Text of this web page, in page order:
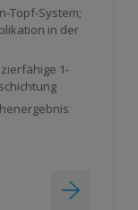
Topf-System;
in der
1-